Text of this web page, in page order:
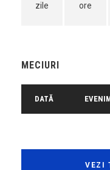
zile ore
MECIURI
DATĂ
VEZI